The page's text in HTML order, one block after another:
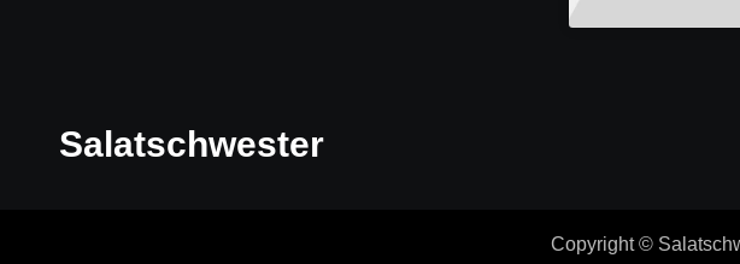
Salatschwester
Copyright ©